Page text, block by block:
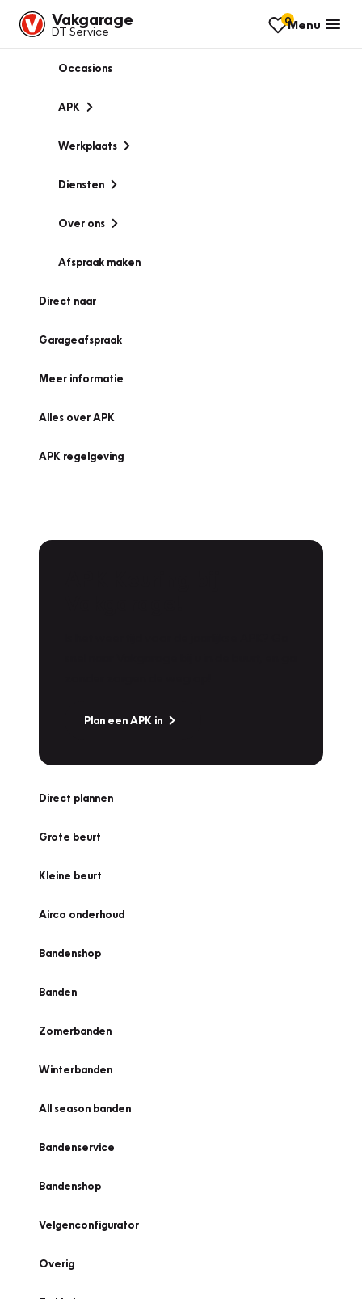
Vakgarage
DT Service
0Menu
Occasions
APK
Werkplaats
Diensten
Over ons
Afspraak maken
Direct naar
Garageafspraak
Meer informatie
Alles over APK
APK regelgeving
Plan een APK in
Direct plannen
Grote beurt
Kleine beurt
Airco onderhoud
Bandenshop
Banden
Zomerbanden
Winterbanden
All season banden
Bandenservice
Bandenshop
Velgenconfigurator
Overig